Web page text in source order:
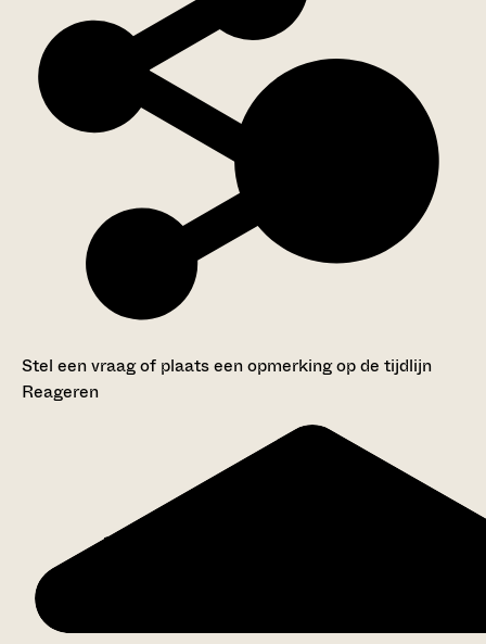
Stel een vraag of plaats een opmerking op de tijdlijn
Reageren